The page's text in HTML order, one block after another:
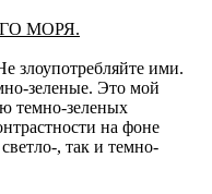
МОРЯ.
злоупотребляйте ими.
зеленые. Это мой
темно-зеленых
на фоне
, так и темно-